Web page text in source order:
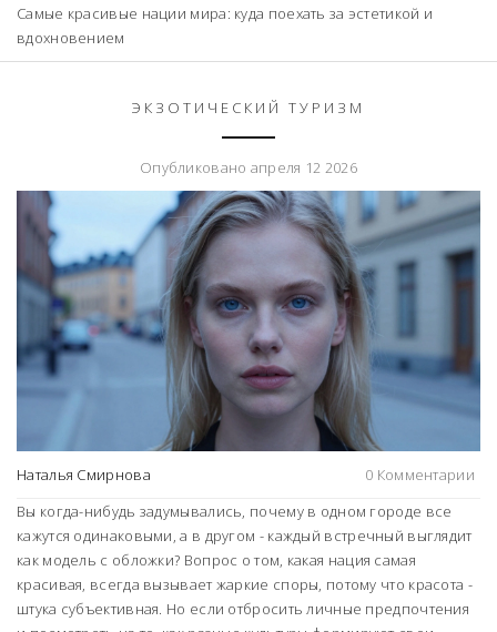
Самые красивые нации мира: куда поехать за эстетикой и
вдохновением
ЭКЗОТИЧЕСКИЙ ТУРИЗМ
Опубликовано апреля 12 2026
Наталья Смирнова
0 Комментарии
Вы когда-нибудь задумывались, почему в одном городе все
кажутся одинаковыми, а в другом - каждый встречный выглядит
как модель с обложки? Вопрос о том, какая нация самая
красивая, всегда вызывает жаркие споры, потому что красота -
штука субъективная. Но если отбросить личные предпочтения